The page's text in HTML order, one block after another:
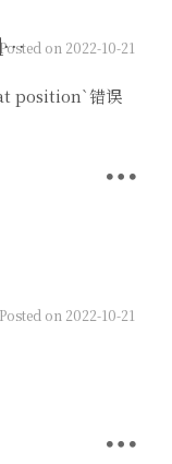
解决使用`npm install`或`npm i`命令之后报`Unexpected token in JSON at position`错误的问题
Posted on 2022-10-21
position`错误
Posted on 2022-10-21